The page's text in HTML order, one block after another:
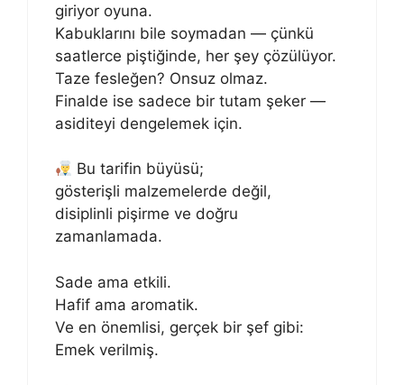
giriyor oyuna.
Kabuklarını bile soymadan — çünkü
saatlerce piştiğinde, her şey çözülüyor.
Taze fesleğen? Onsuz olmaz.
Finalde ise sadece bir tutam şeker —
asiditeyi dengelemek için.
Bu tarifin büyüsü;
gösterişli malzemelerde değil,
disiplinli pişirme ve doğru
zamanlamada.
Sade ama etkili.
Hafif ama aromatik.
Ve en önemlisi, gerçek bir şef gibi:
Emek verilmiş.